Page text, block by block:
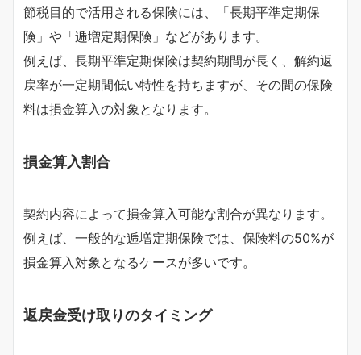
節税目的で活用される保険には、「長期平準定期保
険」や「逓増定期保険」などがあります。
例えば、長期平準定期保険は契約期間が長く、解約返
戻率が一定期間低い特性を持ちますが、その間の保険
料は損金算入の対象となります。
損金算入割合
契約内容によって損金算入可能な割合が異なります。
例えば、一般的な逓増定期保険では、保険料の50%が
損金算入対象となるケースが多いです。
返戻金受け取りのタイミング